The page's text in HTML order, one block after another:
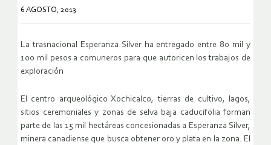
6 AGOSTO, 2013
La trasnacional Esperanza Silver ha entregado entre 80 mil y
100 mil pesos a comuneros para que autoricen los trabajos de
exploración
El centro arqueológico Xochicalco, tierras de cultivo, lagos,
sitios ceremoniales y zonas de selva baja caducifolia forman
parte de las 15 mil hectáreas concesionadas a Esperanza Silver,
minera canadiense que busca obtener oro y plata en la zona. El